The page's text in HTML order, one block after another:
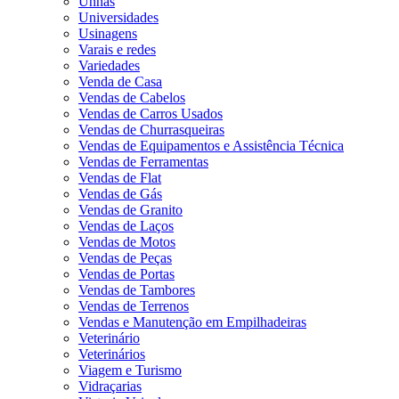
Universidades
Usinagens
Varais e redes
Variedades
Venda de Casa
Vendas de Cabelos
Vendas de Carros Usados
Vendas de Churrasqueiras
Vendas de Equipamentos e Assistência Técnica
Vendas de Ferramentas
Vendas de Flat
Vendas de Gás
Vendas de Granito
Vendas de Laços
Vendas de Motos
Vendas de Peças
Vendas de Portas
Vendas de Tambores
Vendas de Terrenos
Vendas e Manutenção em Empilhadeiras
Veterinário
Veterinários
Viagem e Turismo
Vidraçarias